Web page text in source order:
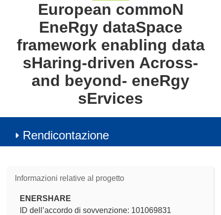
European commoN
EneRgy dataSpace
framework enabling data
sHaring-driven Across-
and beyond- eneRgy
sErvices
Rendicontazione
Informazioni relative al progetto
ENERSHARE
ID dell’accordo di sovvenzione: 101069831